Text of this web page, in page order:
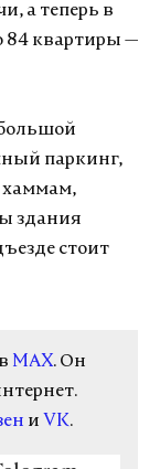
а теперь в
84 квартиры —
паркинг,
хаммам,
здания
стоит
MAX. Он
и VK.